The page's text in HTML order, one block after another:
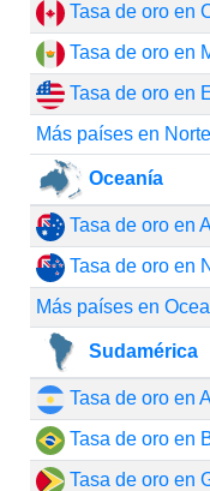
Tasa de oro en
Tasa de oro en
Tasa de oro en
Más países en
Oceanía
Tasa de oro en
Tasa de oro en
Más países en
Sudamérica
Tasa de oro en
Tasa de oro en
Tasa de oro en